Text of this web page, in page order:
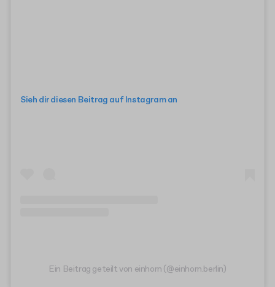
Sieh dir diesen Beitrag auf Instagram an
Ein Beitrag geteilt von einhorn (@einhorn.berlin)